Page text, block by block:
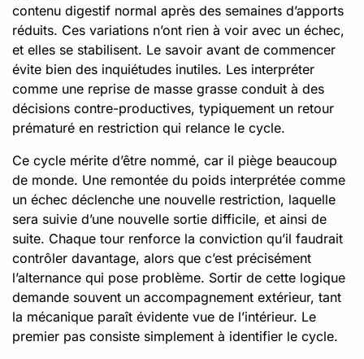
contenu digestif normal après des semaines d’apports
réduits. Ces variations n’ont rien à voir avec un échec,
et elles se stabilisent. Le savoir avant de commencer
évite bien des inquiétudes inutiles. Les interpréter
comme une reprise de masse grasse conduit à des
décisions contre-productives, typiquement un retour
prématuré en restriction qui relance le cycle.
Ce cycle mérite d’être nommé, car il piège beaucoup
de monde. Une remontée du poids interprétée comme
un échec déclenche une nouvelle restriction, laquelle
sera suivie d’une nouvelle sortie difficile, et ainsi de
suite. Chaque tour renforce la conviction qu’il faudrait
contrôler davantage, alors que c’est précisément
l’alternance qui pose problème. Sortir de cette logique
demande souvent un accompagnement extérieur, tant
la mécanique paraît évidente vue de l’intérieur. Le
premier pas consiste simplement à identifier le cycle.